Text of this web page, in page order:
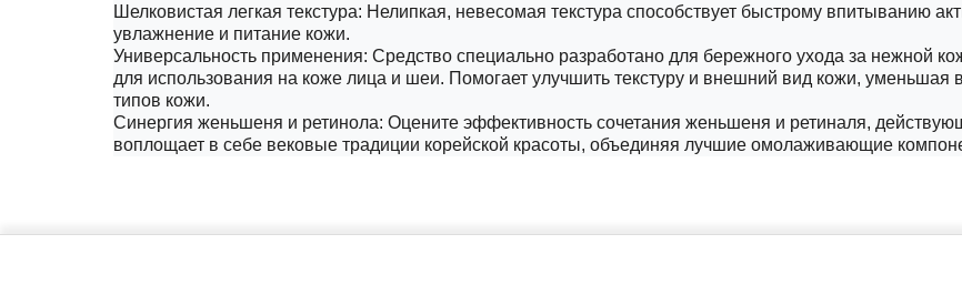
Шелковистая легкая текстура: Нелипкая, невесомая текстура способствует быстрому впитыванию
увлажнение и питание кожи.
Универсальность применения: Средство специально разработано для бережного ухода за нежной
для использования на коже лица и шеи. Помогает улучшить текстуру и внешний вид кожи, уменьшая
типов кожи.
Синергия женьшеня и ретинола: Оцените эффективность сочетания женьшеня и ретиналя,
воплощает в себе вековые традиции корейской красоты, объединяя лучшие омолаживающие